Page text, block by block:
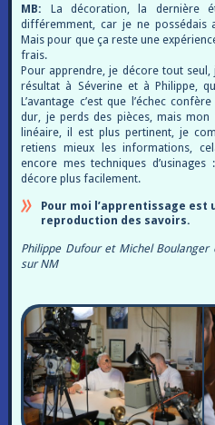
MB: La décoration, la dernière
différemment, car je ne possédais
Mais pour que ça reste une
frais.
Pour apprendre, je décore tout
résultat à Séverine et à Philippe,
L’avantage c’est que l’échec
dur, je perds des pièces, mais mon
linéaire, il est plus pertinent, je
retiens mieux les informations,
encore mes techniques
décore plus facilement.
Pour moi l’apprentissage est
reproduction des savoirs.
Philippe Dufour et Michel
sur NM